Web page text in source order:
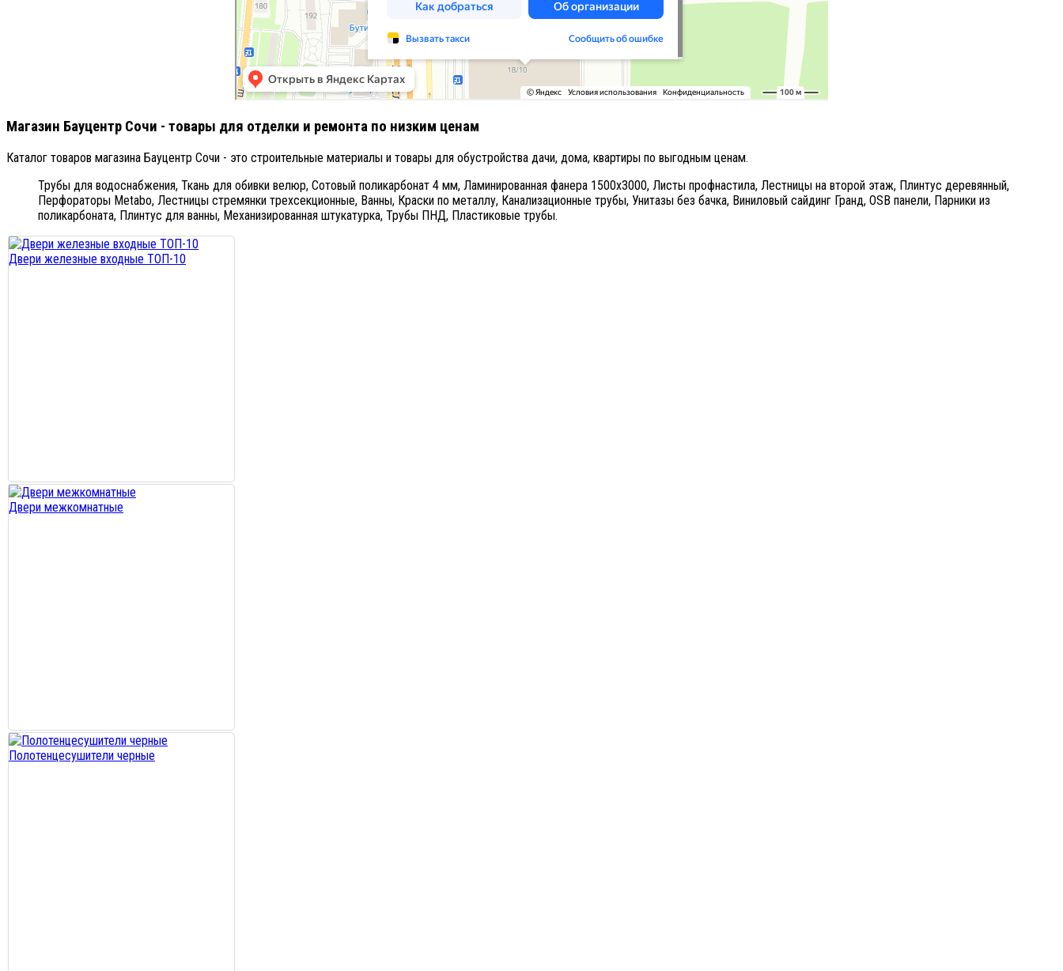
Магазин Бауцентр Сочи - товары для отделки и ремонта по низким ценам
Каталог товаров магазина Бауцентр Сочи - это строительные материалы и товары для обустройства дачи, дома, квартиры по выгодным ценам.
Трубы для водоснабжения, Ткань для обивки велюр, Сотовый поликарбонат 4 мм, Ламинированная фанера 1500х3000, Листы профнастила, Лестницы на второй этаж, Плинтус деревянный,
Перфораторы Metabo, Лестницы стремянки трехсекционные, Ванны, Краски по металлу, Канализационные трубы, Унитазы без бачка, Виниловый сайдинг Гранд, OSB панели, Парники из
поликарбоната, Плинтус для ванны, Механизированная штукатурка, Трубы ПНД, Пластиковые трубы.
Двери железные входные ТОП-10
Двери межкомнатные
Полотенцесушители черные